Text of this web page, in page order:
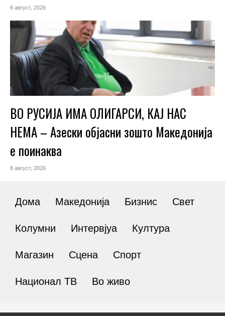
8 август, 2026
ВО РУСИЈА ИМА ОЛИГАРСИ, КАЈ НАС
НЕМА – Азески објасни зошто Македонија
е поинаква
8 август, 2026
Дома Македонија Бизнис Свет
Колумни Интервјуа Култура
Магазин Сцена Спорт
Национал ТВ Во живо